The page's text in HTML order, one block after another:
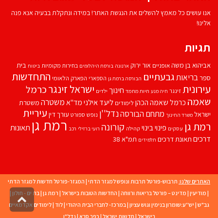
אנו עושים כל מאמץ להשלים את הנגשת האתר! במידה ונתקלת בבעיה אנא פנה
אלינו!
תגיות
אביהוא בן משהאופניים אור ירוק ארנונה בורסת היהלומים בחירות מקומיות ביטוח בית
ספרבריאותגבעתיים הבורסה ברמת גן הספארי הפארק הלאומי התחדשות
עירוניתזינגר חיה מנע חיות מחמד חינוך ילדים ישראל זינגרכרמל
שאמה כרמל שאמה הכהן לימודים ליעד אילנימד''אמשטרה משטרת
ישראל משרד החינוך מתחם הבורסהנדל''ן נופש ספורט עורך דין עיריית
רמת גן עסקים פינוי בינוי קהילה קורונה רועי ברזילי רכב רמת גן תאונות
דרכים תאונת דרכים תלמידים תמ"א 38
האתרים שלנו: תרבוש-פורטל תרבות ונופש למגזר הדתי | המגזר-פורטל חדשות למגזר הדתי
| מודיעין | מדינט – פורטל בריאות ורווחה | החדשות הטובות בישראל | רמת גן |בת ים - חולון |
גב"ש | יש''ע:שומרון בנימין וגוש עציון |במרכז- לחברי הבית היהודי |לוד |לימודים אקדמאיים
בישראל | חדשות ישראל | כפר סבא | נדל"ן